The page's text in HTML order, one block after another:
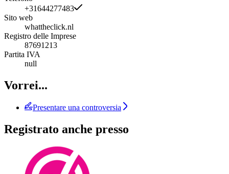
+31644277483
Sito web
whattheclick.nl
Registro delle Imprese
87691213
Partita IVA
null
Vorrei...
Presentare una controversia
Registrato anche presso